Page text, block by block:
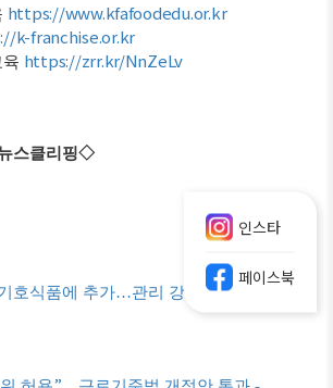
https://www.kfafoodedu.or.kr
k-franchise.or.kr
https://zrr.kr/NnZeLv
스클리핑◇
호식품에 추가…관리 강화한다 -
인스타
페이스북